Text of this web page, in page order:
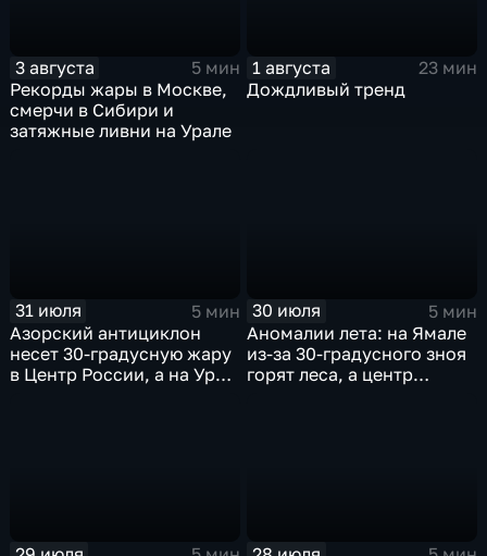
3 августа
5 мин
Рекорды жары в Москве,
смерчи в Сибири и
затяжные ливни на Урале
1 августа
23 мин
Дождливый тренд
31 июля
5 мин
Азорский антициклон
несет 30-градусную жару
в Центр России, а на Урал
30 июля
5 мин
Аномалии лета: на Ямале
из-за 30-градусного зноя
горят леса, а центр